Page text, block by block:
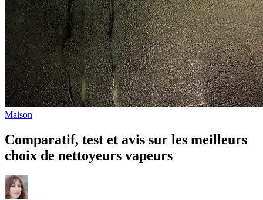
Maison
Comparatif, test et avis sur les meilleurs
choix de nettoyeurs vapeurs